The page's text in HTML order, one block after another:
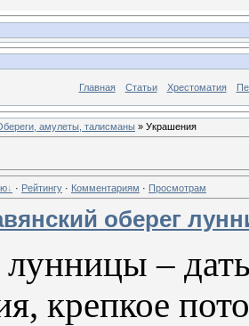
Главная Статьи Хрестоматия
амулеты, талисманы » Украшения
· Рейтингу · Комментариям · Просмотрам
оберег
лунницы –
крепкое